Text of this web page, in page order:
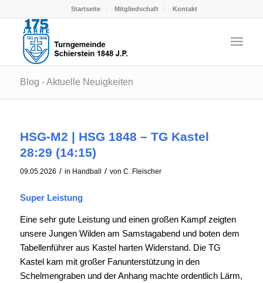
Startseite Mitgliedschaft Kontakt
Blog - Aktuelle Neuigkeiten
HSG-M2 | HSG 1848 – TG Kastel
28:29 (14:15)
09.05.2026 / in Handball / von C. Fleischer
Super Leistung
Eine sehr gute Leistung und einen großen Kampf zeigten
unsere Jungen Wilden am Samstagabend und boten dem
Tabellenführer aus Kastel harten Widerstand. Die TG
Kastel kam mit großer Fanunterstützung in den
Schelmengraben und der Anhang machte ordentlich Lärm,